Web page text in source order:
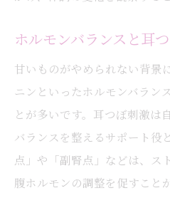
係
耳つぼを活かした
ール
食後の眠気やイライラ
耳つぼが食後の眠気
耳つぼでイライラや
ホルモンバランスと耳
甘いものがやめられない背景
ニンといったホルモンバラン
とが多いです。耳つぼ刺激は
バランスを整えるサポート役
点」や「副腎点」などは、ス
腹ホルモンの調整を促すこと